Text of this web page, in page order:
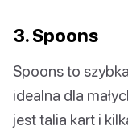
3. Spoons
Spoons to
idealna dla
jest talia kart i